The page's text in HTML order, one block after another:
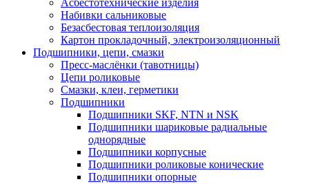
Асбестотехнические изделия
Набивки сальниковые
Безасбестовая теплоизоляция
Картон прокладочный, электроизоляционный
Подшипники, цепи, смазки
Пресс-маслёнки (тавотницы)
Цепи роликовые
Смазки, клеи, герметики
Подшипники
Подшипники SKF, NTN и NSK
Подшипники шариковые радиальные
однорядные
Подшипники корпусные
Подшипники роликовые конические
Подшипники опорные